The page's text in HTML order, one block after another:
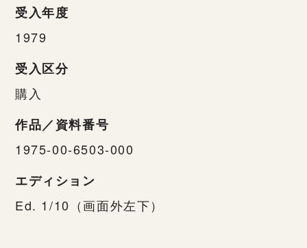
受入年度
1979
受入区分
購入
作品／資料番号
1975-00-6503-000
エディション
Ed. 1/10（画面外左下）